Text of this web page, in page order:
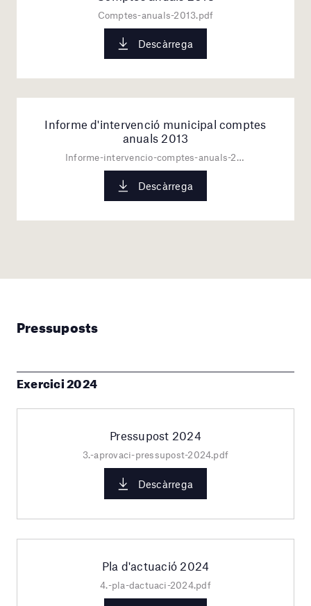
Comptes-anuals-2013.pdf
Descàrrega
Informe d'intervenció municipal comptes
anuals 2013
Informe-intervencio-comptes-anuals-2013.pdf
Descàrrega
Pressuposts
Exercici 2024
Pressupost 2024
3.-aprovaci-pressupost-2024.pdf
Descàrrega
Pla d'actuació 2024
4.-pla-dactuaci-2024.pdf